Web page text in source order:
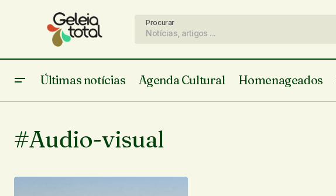
Procurar
Últimas notícias Agenda Cultural Homenageados
#Audio-visual